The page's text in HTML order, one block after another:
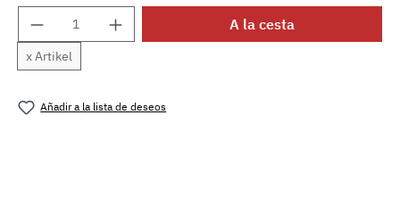
Cantidad del producto: introduce la
x Artikel
A la cesta
Añadir a la lista de deseos